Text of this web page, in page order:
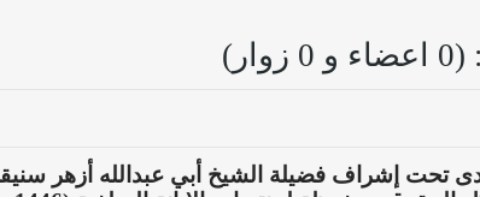
تحت إشراف فضيلة الشيخ أبي عبدالله أزهر